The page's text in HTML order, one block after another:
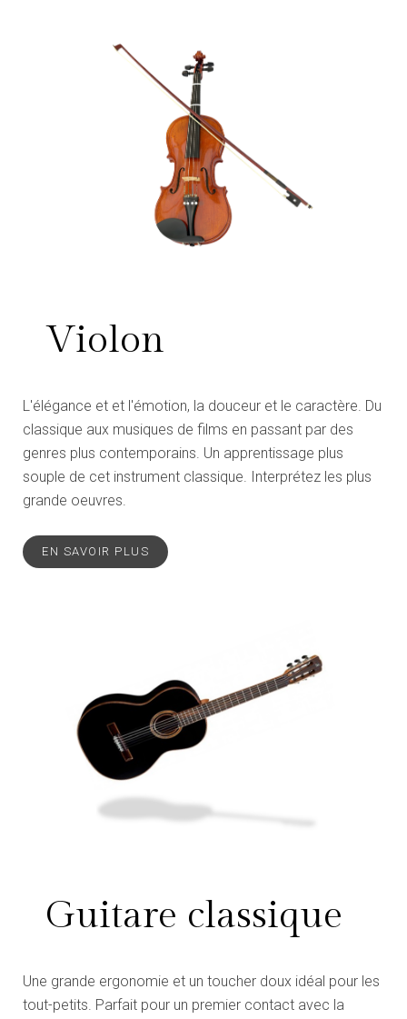
Violon
L'élégance et et l'émotion, la douceur et le caractère. Du
classique aux musiques de films en passant par des
genres plus contemporains. Un apprentissage plus
souple de cet instrument classique. Interprétez les plus
grande oeuvres.
EN SAVOIR PLUS
Guitare classique
Une grande ergonomie et un toucher doux idéal pour les
tout-petits. Parfait pour un premier contact avec la